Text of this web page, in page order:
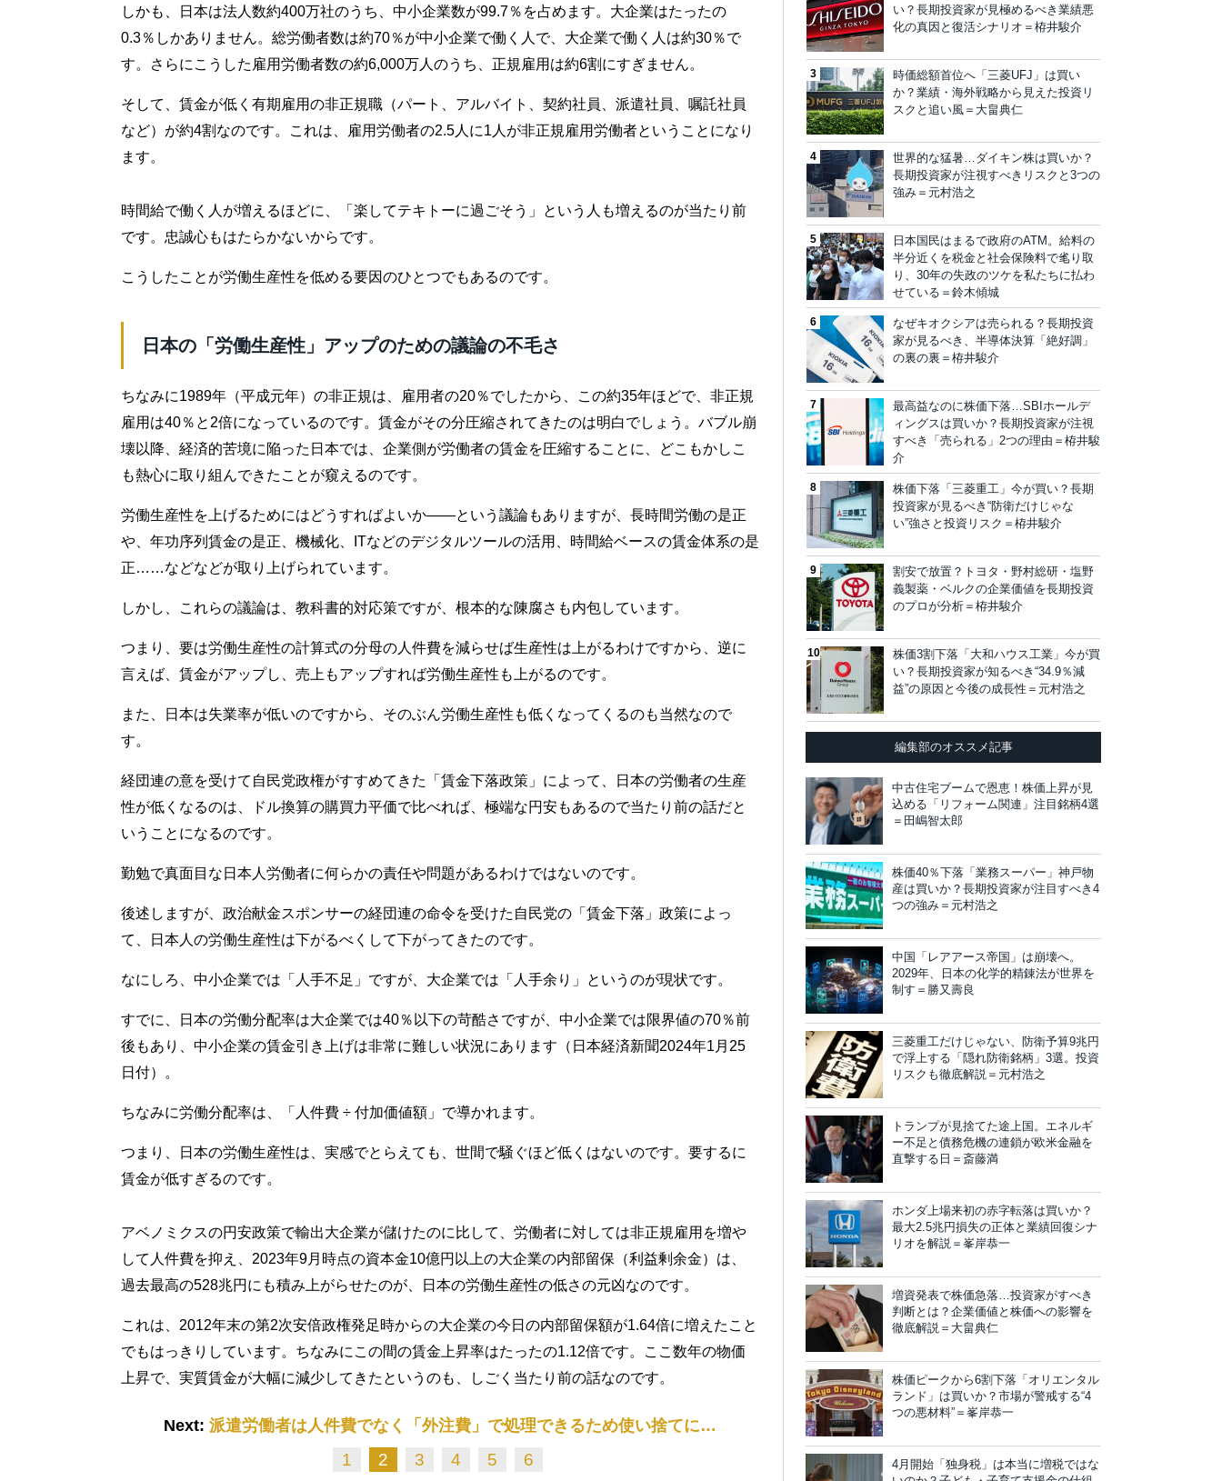
しかも、日本は法人数約400万社のうち、中小企業数が99.7％を占めます。大企業はたったの
0.3％しかありません。総労働者数は約70％が中小企業で働く人で、大企業で働く人は約30％で
す。さらにこうした雇用労働者数の約6,000万人のうち、正規雇用は約6割にすぎません。
そして、賃金が低く有期雇用の非正規職（パート、アルバイト、契約社員、派遣社員、嘱託社員
など）が約4割なのです。これは、雇用労働者の2.5人に1人が非正規雇用労働者ということになり
ます。
時間給で働く人が増えるほどに、「楽してテキトーに過ごそう」という人も増えるのが当たり前
です。忠誠心もはたらかないからです。
こうしたことが労働生産性を低める要因のひとつでもあるのです。
日本の「労働生産性」アップのための議論の不毛さ
ちなみに1989年（平成元年）の非正規は、雇用者の20％でしたから、この約35年ほどで、非正規
雇用は40％と2倍になっているのです。賃金がその分圧縮されてきたのは明白でしょう。バブル崩
壊以降、経済的苦境に陥った日本では、企業側が労働者の賃金を圧縮することに、どこもかしこ
も熱心に取り組んできたことが窺えるのです。
労働生産性を上げるためにはどうすればよいか――という議論もありますが、長時間労働の是正
や、年功序列賃金の是正、機械化、ITなどのデジタルツールの活用、時間給ベースの賃金体系の是
正……などなどが取り上げられています。
しかし、これらの議論は、教科書的対応策ですが、根本的な陳腐さも内包しています。
つまり、要は労働生産性の計算式の分母の人件費を減らせば生産性は上がるわけですから、逆に
言えば、賃金がアップし、売上もアップすれば労働生産性も上がるのです。
また、日本は失業率が低いのですから、そのぶん労働生産性も低くなってくるのも当然なので
す。
経団連の意を受けて自民党政権がすすめてきた「賃金下落政策」によって、日本の労働者の生産
性が低くなるのは、ドル換算の購買力平価で比べれば、極端な円安もあるので当たり前の話だと
いうことになるのです。
勤勉で真面目な日本人労働者に何らかの責任や問題があるわけではないのです。
後述しますが、政治献金スポンサーの経団連の命令を受けた自民党の「賃金下落」政策によっ
て、日本人の労働生産性は下がるべくして下がってきたのです。
なにしろ、中小企業では「人手不足」ですが、大企業では「人手余り」というのが現状です。
すでに、日本の労働分配率は大企業では40％以下の苛酷さですが、中小企業では限界値の70％前
後もあり、中小企業の賃金引き上げは非常に難しい状況にあります（日本経済新聞2024年1月25
日付）。
ちなみに労働分配率は、「人件費 ÷ 付加価値額」で導かれます。
つまり、日本の労働生産性は、実感でとらえても、世間で騒ぐほど低くはないのです。要するに
賃金が低すぎるのです。
アベノミクスの円安政策で輸出大企業が儲けたのに比して、労働者に対しては非正規雇用を増や
して人件費を抑え、2023年9月時点の資本金10億円以上の大企業の内部留保（利益剰余金）は、
過去最高の528兆円にも積み上がらせたのが、日本の労働生産性の低さの元凶なのです。
これは、2012年末の第2次安倍政権発足時からの大企業の今日の内部留保額が1.64倍に増えたこと
でもはっきりしています。ちなみにこの間の賃金上昇率はたったの1.12倍です。ここ数年の物価
上昇で、実質賃金が大幅に減少してきたというのも、しごく当たり前の話なのです。
Next: 派遣労働者は人件費でなく「外注費」で処理できるため使い捨てに…
1 2 3 4 5 6
い？長期投資家が見極めるべき業績悪
化の真因と復活シナリオ＝栫井駿介
時価総額首位へ「三菱UFJ」は買い
か？業績・海外戦略から見えた投資リ
スクと追い風＝大畠典仁
世界的な猛暑…ダイキン株は買いか？
長期投資家が注視すべきリスクと3つの
強み＝元村浩之
日本国民はまるで政府のATM。給料の
半分近くを税金と社会保険料で毟り取
り、30年の失政のツケを私たちに払わ
せている＝鈴木傾城
なぜキオクシアは売られる？長期投資
家が見るべき、半導体決算「絶好調」
の裏の裏＝栫井駿介
最高益なのに株価下落…SBIホールデ
ィングスは買いか？長期投資家が注視
すべき「売られる」2つの理由＝栫井駿
介
株価下落「三菱重工」今が買い？長期
投資家が見るべき“防衛だけじゃな
い”強さと投資リスク＝栫井駿介
割安で放置？トヨタ・野村総研・塩野
義製薬・ベルクの企業価値を長期投資
のプロが分析＝栫井駿介
株価3割下落「大和ハウス工業」今が買
い？長期投資家が知るべき“34.9％減
益”の原因と今後の成長性＝元村浩之
編集部のオススメ記事
中古住宅ブームで恩恵！株価上昇が見
込める「リフォーム関連」注目銘柄4選
＝田嶋智太郎
株価40％下落「業務スーパー」神戸物
産は買いか？長期投資家が注目すべき4
つの強み＝元村浩之
中国「レアアース帝国」は崩壊へ。
2029年、日本の化学的精錬法が世界を
制す＝勝又壽良
三菱重工だけじゃない、防衛予算9兆円
で浮上する「隠れ防衛銘柄」3選。投資
リスクも徹底解説＝元村浩之
トランプが見捨てた途上国。エネルギ
ー不足と債務危機の連鎖が欧米金融を
直撃する日＝斎藤満
ホンダ上場来初の赤字転落は買いか？
最大2.5兆円損失の正体と業績回復シナ
リオを解説＝峯岸恭一
増資発表で株価急落…投資家がすべき
判断とは？企業価値と株価への影響を
徹底解説＝大畠典仁
株価ピークから6割下落「オリエンタル
ランド」は買いか？市場が警戒する“4
つの悪材料”＝峯岸恭一
4月開始「独身税」は本当に増税ではな